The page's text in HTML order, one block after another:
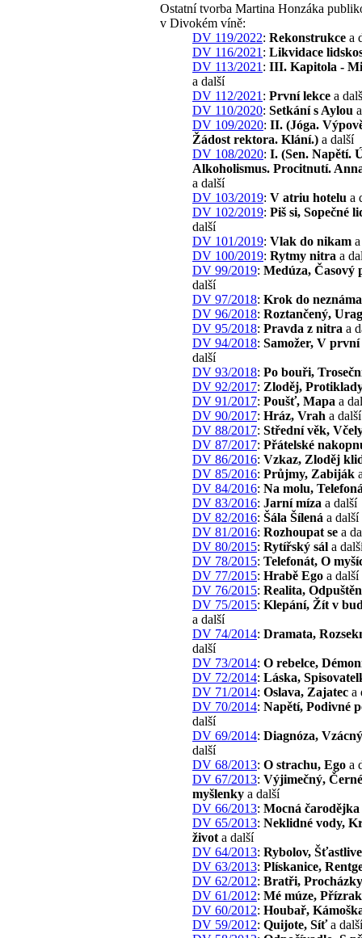
Ostatní tvorba Martina Honzáka
v Divokém víně:
DV 119/2022: Rekonstrukce a
DV 116/2021 : Likvidace
DV 113/2021 : III. Kapitola -
a další
DV 112/2021 : První lekce a
DV 110/2020: Setkání s Aylou
DV 109/2020: II. (Jóga.
Žádost rektora. Klání.) a další
DV 108/2020: I. (Sen. Napětí.
Alkoholismus. Procitnutí.
a další
DV 103/2019: V atriu hotelu a
DV 102/2019: Piš si, Sopečné
další
DV 101/2019: Vlak do nikam
DV 100/2019: Rytmy nitra a
DV 99/2019: Medúza, Časový
další
DV 97/2018: Krok do neznáma
DV 96/2018: Roztančený,
DV 95/2018: Pravda z nitra a
DV 94/2018: Samožer, V
další
DV 93/2018: Po bouři,
DV 92/2017: Zloděj,
DV 91/2017: Poušť, Mapa a
DV 90/2017: Hráz, Vrah a další
DV 88/2017: Střední věk,
DV 87/2017: Přátelské
DV 86/2016: Vzkaz, Zloděj
DV 85/2016: Průjmy, Zabiják
DV 84/2016: Na molu,
DV 83/2016: Jarní míza a další
DV 82/2016: Šála Šílená a další
DV 81/2016: Rozhoupat se a
DV 80/2015: Rytířský sál a
DV 78/2015: Telefonát, O
DV 77/2015: Hrabě Ego a další
DV 76/2015: Realita,
DV 75/2015: Klepání, Žít v
a další
DV 74/2014: Dramata,
další
DV 73/2014: O rebelce,
DV 72/2014: Láska,
DV 71/2014: Oslava, Zajatec a
DV 70/2014: Napětí, Podivné
další
DV 69/2014: Diagnóza,
další
DV 68/2013: O strachu, Ego a
DV 67/2013: Výjimečný, Černé
myšlenky a další
DV 66/2013: Mocná čarodějka
DV 65/2013: Neklidné vody,
život a další
DV 64/2013: Rybolov,
DV 63/2013: Plískanice,
DV 62/2012: Bratři, Procházky
DV 61/2012: Mé múze,
DV 60/2012: Houbař,
DV 59/2012: Quijote, Síťa další